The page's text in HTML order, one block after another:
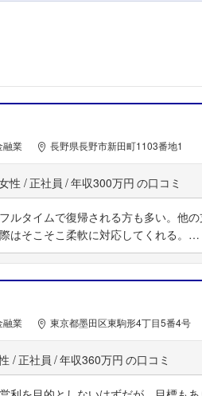
融業 長野県長野市新田町1103番地1
性 正社員 年収300万円
ルタイムで復帰される方も多い。他
はそこそこ柔軟に対応してくれる。…
融業 東京都墨田区東駒形4丁目5番4号
正社員 年収360万円